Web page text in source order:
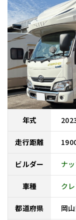
年式
走行距離
ビルダー ナ
車種 ク
都道府県 岡